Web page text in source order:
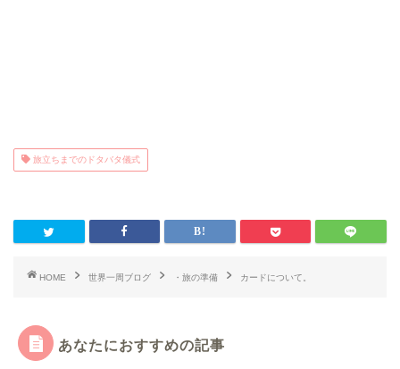
旅立ちまでのドタバタ儀式
HOME 世界一周ブログ ・旅の準備 カードについて。
あなたにおすすめの記事